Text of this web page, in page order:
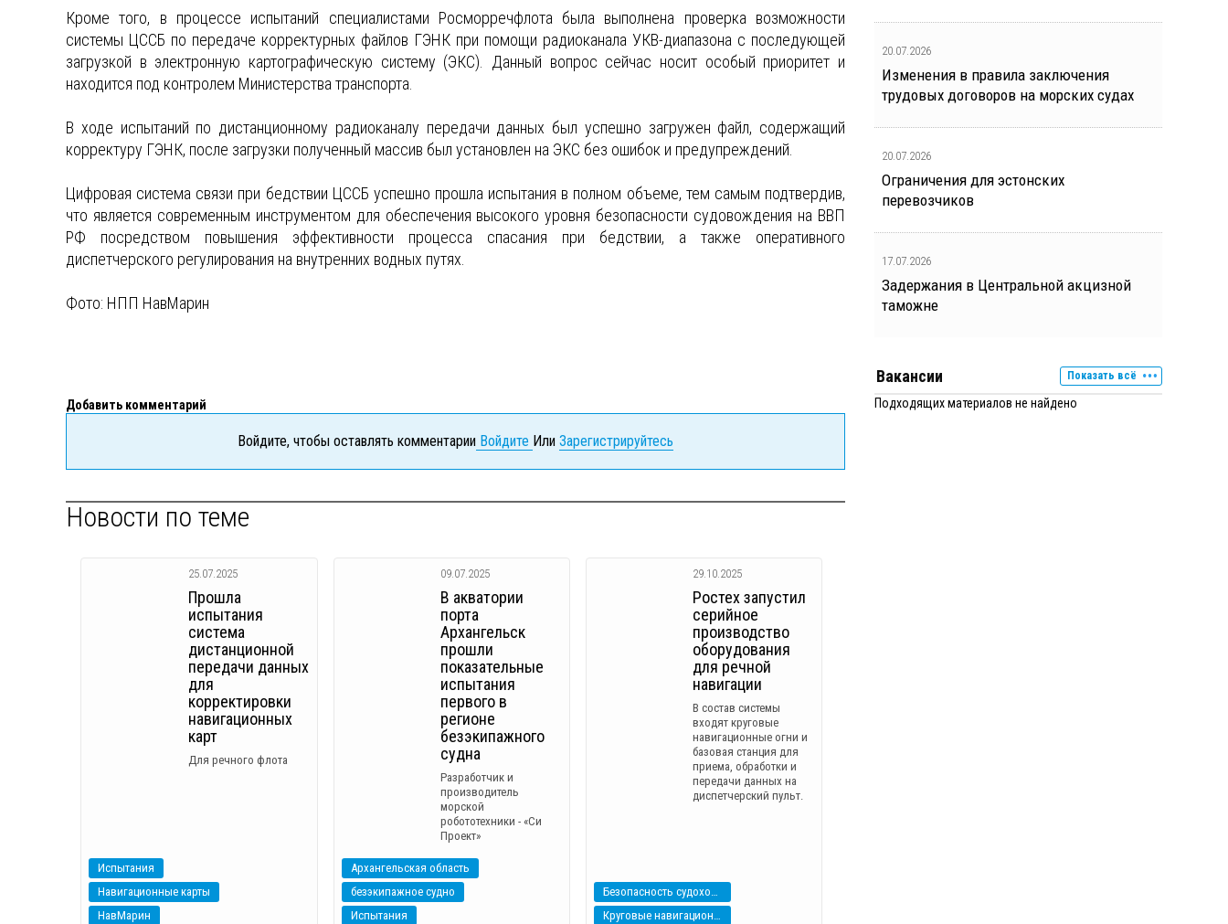
Кроме того, в процессе испытаний специалистами Росморречфлота была выполнена проверка возможности
системы ЦССБ по передаче корректурных файлов ГЭНК при помощи радиоканала УКВ-диапазона с последующей
загрузкой в электронную картографическую систему (ЭКС). Данный вопрос сейчас носит особый приоритет и
находится под контролем Министерства транспорта.
В ходе испытаний по дистанционному радиоканалу передачи данных был успешно загружен файл, содержащий
корректуру ГЭНК, после загрузки полученный массив был установлен на ЭКС без ошибок и предупреждений.
Цифровая система связи при бедствии ЦССБ успешно прошла испытания в полном объеме, тем самым подтвердив,
что является современным инструментом для обеспечения высокого уровня безопасности судовождения на ВВП
РФ посредством повышения эффективности процесса спасания при бедствии, а также оперативного
диспетчерского регулирования на внутренних водных путях.
Фото: НПП НавМарин
Добавить комментарий
Войдите, чтобы оставлять комментарии Войдите Или Зарегистрируйтесь
Новости по теме
25.07.2025
Прошла
испытания
система
дистанционной
передачи данных
для
корректировки
навигационных
карт
Для речного флота
Испытания
Навигационные карты
НавМарин
09.07.2025
В акватории
порта
Архангельск
прошли
показательные
испытания
первого в
регионе
безэкипажного
судна
Разработчик и
производитель
морской
робототехники - «Си
Проект»
Архангельская область
безэкипажное судно
Испытания
29.10.2025
Ростех запустил
серийное
производство
оборудования
для речной
навигации
В состав системы
входят круговые
навигационные огни и
базовая станция для
приема, обработки и
передачи данных на
диспетчерский пульт.
Безопасность судоходства
Круговые навигационные огни
20.07.2026
Изменения в правила заключения
трудовых договоров на морских судах
20.07.2026
Ограничения для эстонских
перевозчиков
17.07.2026
Задержания в Центральной акцизной
таможне
Вакансии Показать всё
Подходящих материалов не найдено